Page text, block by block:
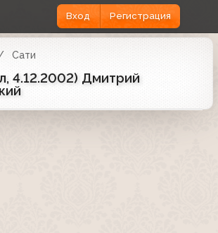
Вход Регистрация
Сати
4.12.2002) Дмитрий